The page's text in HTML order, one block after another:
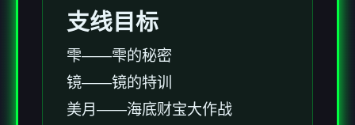
支线目标
雫——雫的秘密
镜——镜的特训
美月——海底财宝大作战